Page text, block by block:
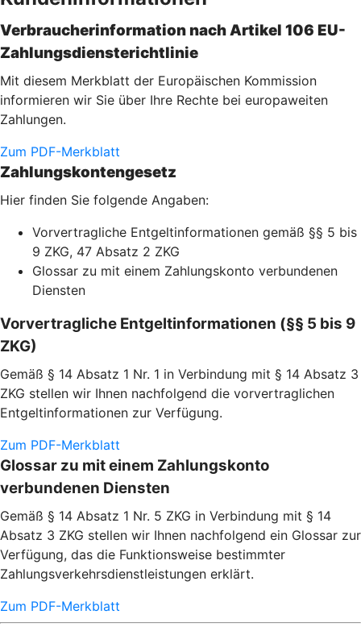
Verbraucherinformation nach Artikel 106 EU-
Zahlungsdiensterichtlinie
Mit diesem Merkblatt der Europäischen Kommission
informieren wir Sie über Ihre Rechte bei europaweiten
Zahlungen.
Zum PDF-Merkblatt
Zahlungskontengesetz
Hier finden Sie folgende Angaben:
Vorvertragliche Entgeltinformationen gemäß §§ 5 bis
9 ZKG, 47 Absatz 2 ZKG
Glossar zu mit einem Zahlungskonto verbundenen
Diensten
Vorvertragliche Entgeltinformationen (§§ 5 bis 9
ZKG)
Gemäß § 14 Absatz 1 Nr. 1 in Verbindung mit § 14 Absatz 3
ZKG stellen wir Ihnen nachfolgend die vorvertraglichen
Entgeltinformationen zur Verfügung.
Zum PDF-Merkblatt
Glossar zu mit einem Zahlungskonto
verbundenen Diensten
Gemäß § 14 Absatz 1 Nr. 5 ZKG in Verbindung mit § 14
Absatz 3 ZKG stellen wir Ihnen nachfolgend ein Glossar zur
Verfügung, das die Funktionsweise bestimmter
Zahlungsverkehrsdienstleistungen erklärt.
Zum PDF-Merkblatt